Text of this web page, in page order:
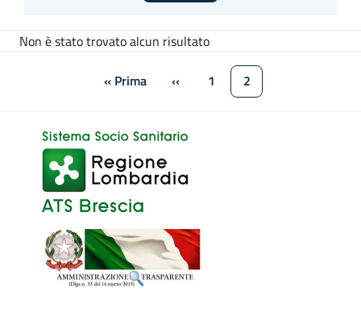
Non è stato trovato alcun risultato
Paginazione
Prima pagina
« Prima Pagina precedente
‹‹ Pagina
1 Pagina attuale
2